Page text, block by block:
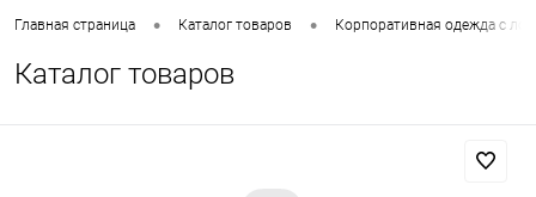
Главная страница • Каталог товаров • Корпоративная одежда с
Каталог товаров